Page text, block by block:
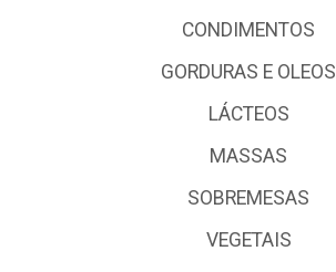
CONDIMENTOS
GORDURAS E OLEOS
LÁCTEOS
MASSAS
SOBREMESAS
VEGETAIS